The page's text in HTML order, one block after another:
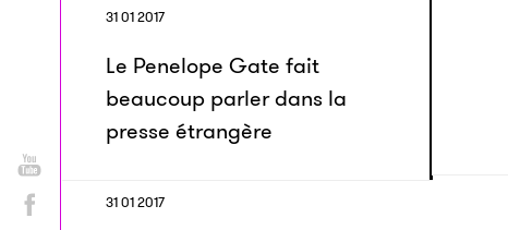
31 01 2017
Le Penelope Gate fait
beaucoup parler dans la
presse étrangère
31 01 2017